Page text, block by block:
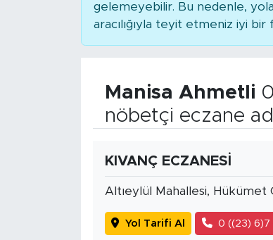
gelemeyebilir. Bu nedenle,
aracılığıyla teyit etmeniz iyi bir
Manisa Ahmetli
nöbetçi eczane
KIVANÇ ECZANESİ
Altıeylül Mahallesi, Hükümet
Yol Tarifi Al 0 ((23) 6)7